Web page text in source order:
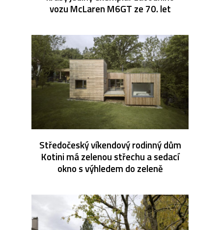
vozu McLaren M6GT ze 70. let
Středočeský víkendový rodinný dům
Kotini má zelenou střechu a sedací
okno s výhledem do zeleně